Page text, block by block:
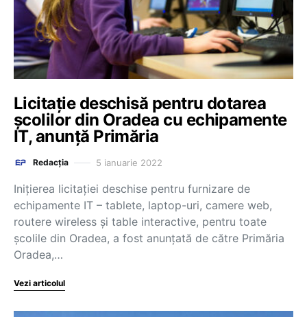
Licitație deschisă pentru dotarea
școlilor din Oradea cu echipamente
IT, anunță Primăria
Redacția 5 ianuarie 2022
Iniţierea licitaţiei deschise pentru furnizare de
echipamente IT – tablete, laptop-uri, camere web,
routere wireless şi table interactive, pentru toate
şcolile din Oradea, a fost anunțată de către Primăria
Oradea,…
Vezi articolul